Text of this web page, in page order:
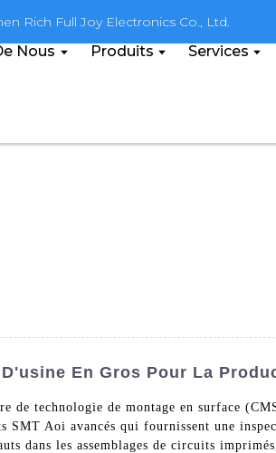
Rich Full Joy Electronics Co., Ltd.
Nous Produits Services
En Gros Pour La
de technologie de montage en surface
Aoi avancés qui fournissent une
dans les assemblages de circuits